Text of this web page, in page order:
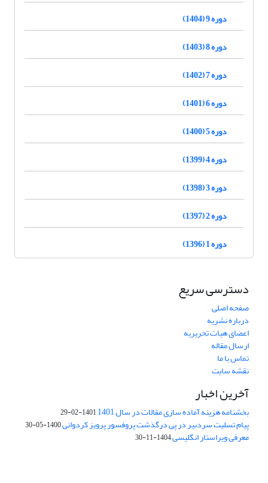
دوره 9 (1404)
دوره 8 (1403)
دوره 7 (1402)
دوره 6 (1401)
دوره 5 (1400)
دوره 4 (1399)
دوره 3 (1398)
دوره 2 (1397)
دوره 1 (1396)
دسترسی سریع
صفحه اصلی
درباره نشریه
اعضای هیات تحریریه
ارسال مقاله
تماس با ما
نقشه سایت
آخرین اخبار
بخشنامه هزینه آماده سازی مقالات در سال 1401 1401-02-29
پیام تسلیت سردبیر در پی درگذشت پروفسور پرویز کردوانی1400-05-30
معرفی ویراستار انگلیسی1404-11-30